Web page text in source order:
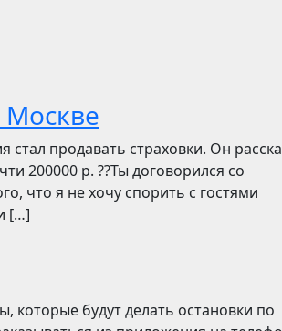
Москве
продавать страховки. Он
200000 р. ??Ты договорился со
что я не хочу спорить с гостями
[…]
которые будут делать остановки по